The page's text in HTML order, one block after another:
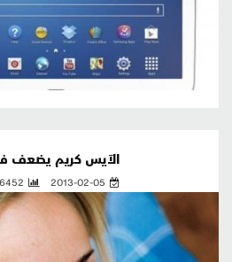
الآيس كريم يضعف
2013-02-05
6452